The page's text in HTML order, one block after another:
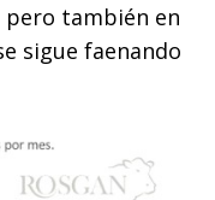
también en
sigue faenando